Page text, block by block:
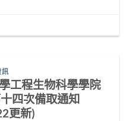
訊
工程生物科學學院
四次備取通知
更新)